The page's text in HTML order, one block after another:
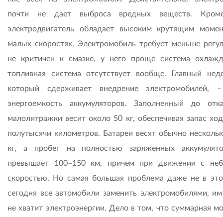
почти не дает выброса вредных веществ.
электродвигатель обладает высоким крутящим
малых скоростях. Электромобиль требует меньше
не критичен к смазке, у него проще система
топливная система отсутствует вообще. Главный
который сдерживает внедрение электромобилей,
энергоемкость аккумуляторов. Заполненный до
малолитражки весит около 50 кг, обеспечивая запас
полутысячи километров. Батареи весят обычно
кг, а пробег на полностью заряженных
превышает 100–150 км, причем при движении с
скоростью. Но самая большая проблема даже не в
сегодня все автомобили заменить электромобилями,
не хватит электроэнергии. Дело в том, что суммарная